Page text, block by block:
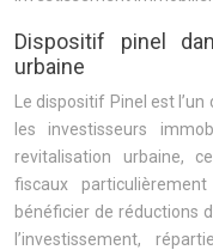
Dispositif pinel
urbaine
Le dispositif Pinel est
les investisseurs
revitalisation urbaine,
fiscaux
bénéficier de réductions
l’investissement,